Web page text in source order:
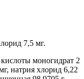
7,5 мг.
моногидрат 2
натрия хлорид 6,22